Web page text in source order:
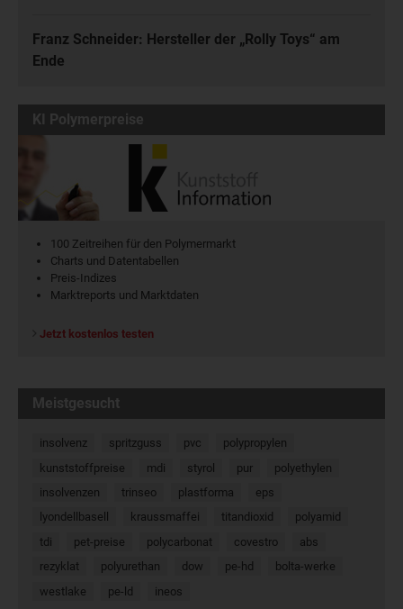
Franz Schneider: Hersteller der „Rolly Toys“ am
Ende
KI Polymerpreise
100 Zeitreihen für den Polymermarkt
Charts und Datentabellen
Preis-Indizes
Marktreports und Marktdaten
Jetzt kostenlos testen
Meistgesucht
insolvenz spritzguss pvc
polypropylen
kunststoffpreise
mdi styrol pur
polyethylen
insolvenzen
trinseo plastforma
eps
lyondellbasell
kraussmaffei titandioxid
polyamid
tdi
pet-preise polycarbonat covestro
abs
rezyklat
polyurethan dow pe-hd
bolta-werke
westlake
pe-ld ineos